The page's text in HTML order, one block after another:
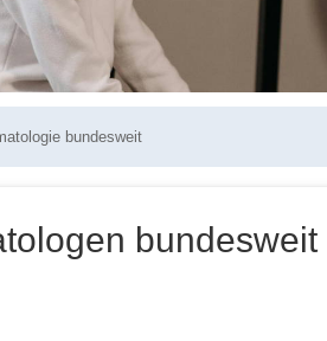
bundesweit
bundesweit